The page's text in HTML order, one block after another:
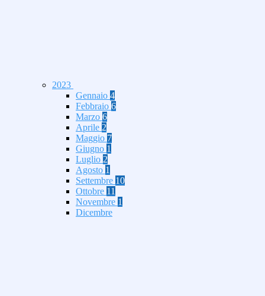
2023
Gennaio 4
Febbraio 6
Marzo 6
Aprile 2
Maggio 7
Giugno 1
Luglio 2
Agosto 1
Settembre 10
Ottobre 11
Novembre 1
Dicembre